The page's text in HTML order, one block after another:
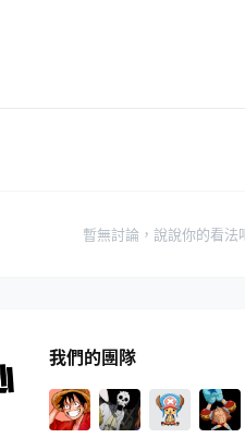
暫無討論，說說你的看法
我們的團隊